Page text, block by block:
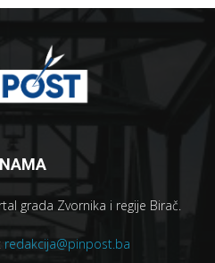
grada Zvornika i regije Birač.
redakcija@pinpost.ba